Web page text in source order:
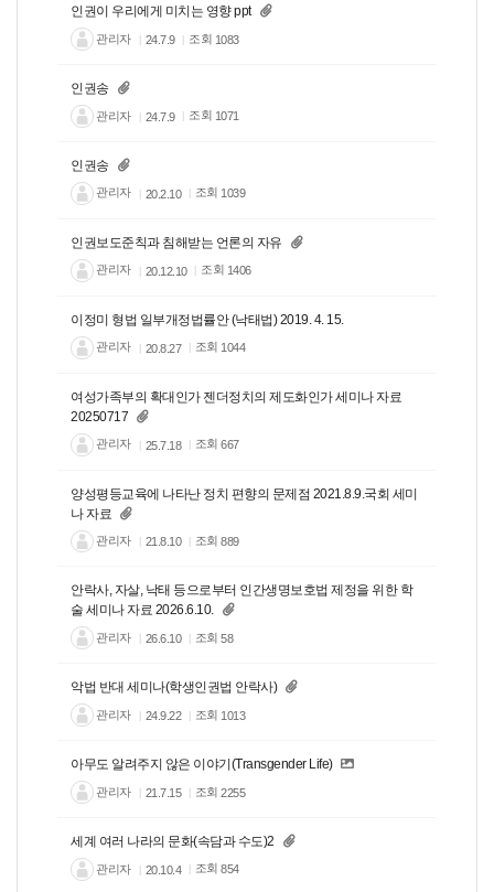
인권이 우리에게 미치는 영향 ppt
관리자 24.7.9 조회 1083
인권송
관리자 24.7.9 조회 1071
인권송
관리자 20.2.10 조회 1039
인권보도준칙과 침해받는 언론의 자유
관리자 20.12.10 조회 1406
이정미 형법 일부개정법률안 (낙태법) 2019. 4. 15.
관리자 20.8.27 조회 1044
여성가족부의 확대인가 젠더정치의 제도화인가 세미나 자료
20250717
관리자 25.7.18 조회667
양성평등교육에 나타난 정치 편향의 문제점 2021.8.9.국회 세미
나 자료
관리자 21.8.10 조회889
안락사, 자살, 낙태 등으로부터 인간생명보호법 제정을 위한 학
술 세미나 자료 2026.6.10.
관리자 26.6.10 조회58
악법 반대 세미나(학생인권법 안락사)
관리자 24.9.22 조회 1013
아무도 알려주지 않은 이야기(Transgender Life)
관리자 21.7.15 조회2255
세계 여러 나라의 문화(속담과 수도)2
관리자 20.10.4 조회854